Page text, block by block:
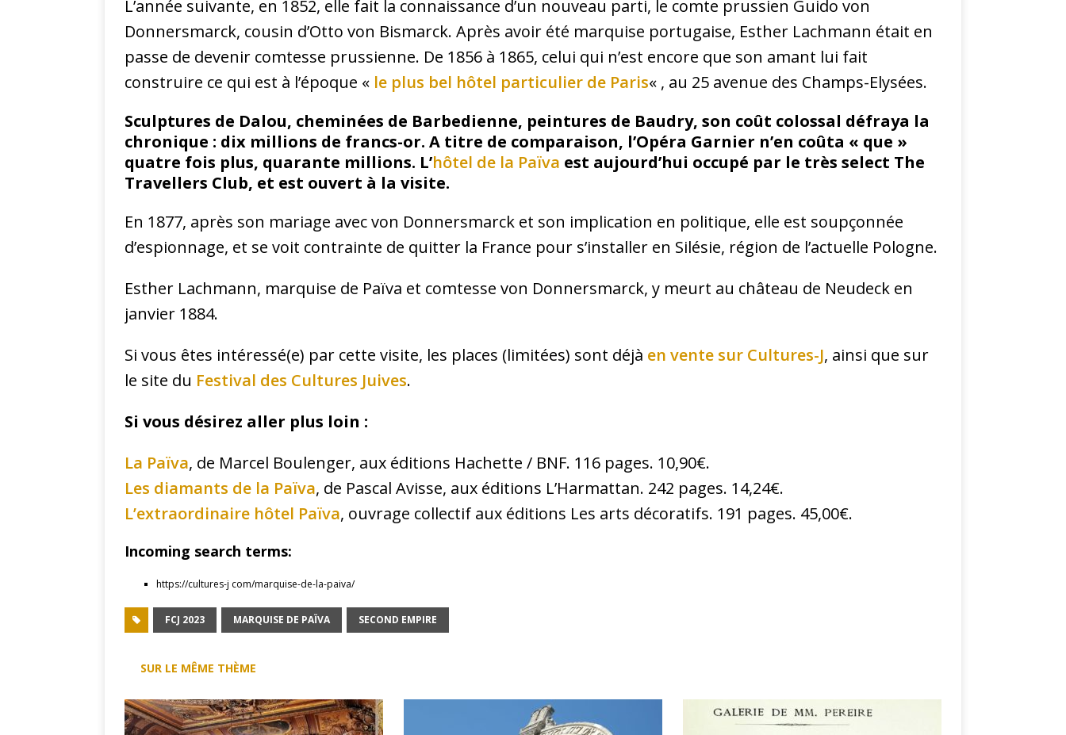
L’année suivante, en 1852, elle fait la connaissance d’un nouveau parti, le comte prussien Guido von
Donnersmarck, cousin d’Otto von Bismarck. Après avoir été marquise portugaise, Esther Lachmann était en
passe de devenir comtesse prussienne. De 1856 à 1865, celui qui n’est encore que son amant lui fait
construire ce qui est à l’époque « le plus bel hôtel particulier de Paris« , au 25 avenue des Champs-Elysées.
Sculptures de Dalou, cheminées de Barbedienne, peintures de Baudry, son coût colossal défraya la
chronique : dix millions de francs-or. A titre de comparaison, l’Opéra Garnier n’en coûta « que »
quatre fois plus, quarante millions. L’hôtel de la Païva est aujourd’hui occupé par le très select The
Travellers Club, et est ouvert à la visite.
En 1877, après son mariage avec von Donnersmarck et son implication en politique, elle est soupçonnée
d’espionnage, et se voit contrainte de quitter la France pour s’installer en Silésie, région de l’actuelle Pologne.
Esther Lachmann, marquise de Païva et comtesse von Donnersmarck, y meurt au château de Neudeck en
janvier 1884.
Si vous êtes intéressé(e) par cette visite, les places (limitées) sont déjà en vente sur Cultures-J, ainsi que sur
le site du Festival des Cultures Juives.
Si vous désirez aller plus loin :
La Païva, de Marcel Boulenger, aux éditions Hachette / BNF. 116 pages. 10,90€.
Les diamants de la Païva, de Pascal Avisse, aux éditions L’Harmattan. 242 pages. 14,24€.
L’extraordinaire hôtel Païva, ouvrage collectif aux éditions Les arts décoratifs. 191 pages. 45,00€.
Incoming search terms:
https://cultures-j com/marquise-de-la-paiva/
FCJ 2023 MARQUISE DE PAÏVA SECOND EMPIRE
SUR LE MÊME THÈME